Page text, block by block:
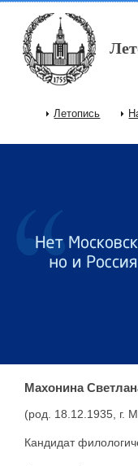
Перейти к основному
Главное меню
Летопись
Махонина
(род. 18.12.1935, г.
Кандидат